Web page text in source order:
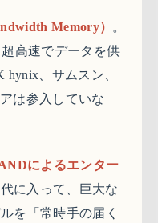
Memory） 。
高速でデータを供
、サムスン、
は参入していな
によるエンター
に入って、巨大な
を「常時手の届く